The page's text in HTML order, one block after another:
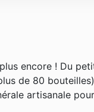
encore ! Du
de 80
artisanale